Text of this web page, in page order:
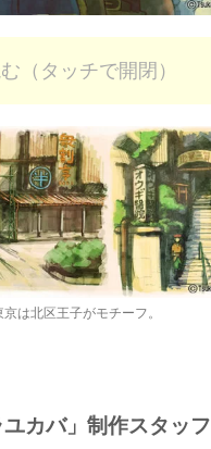
（タッチで開閉）
京は北区王子がモチーフ。
ユカバ」制作スタッフ